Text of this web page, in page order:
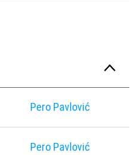
Pero Pavlović
Pero Pavlović